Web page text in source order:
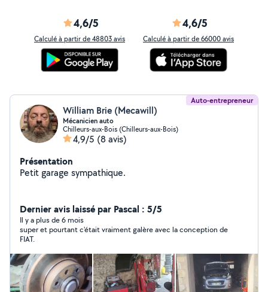
4,6/5
Calculé à partir de 48803 avis
4,6/5
Calculé à partir de 66000 avis
Auto-entrepreneur
William Brie (Mecawill)
Mécanicien auto
Chilleurs-aux-Bois (Chilleurs-aux-Bois)
4,9/5 (8 avis)
Présentation
Petit garage sympathique.
Dernier avis laissé par Pascal : 5/5
Il y a plus de 6 mois
super et pourtant c'était vraiment galère avec la conception de
FIAT.